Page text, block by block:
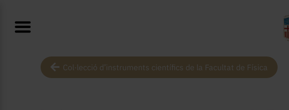
Col·lecció d’instruments científics de la Facultat de Física